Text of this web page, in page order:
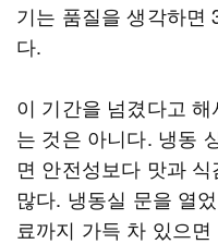
기는 품질을 생각하면
다.
이 기간을 넘겼다고
는 것은 아니다. 냉동
면 안전성보다 맛과
많다. 냉동실 문을 열
료까지 가득 차 있으